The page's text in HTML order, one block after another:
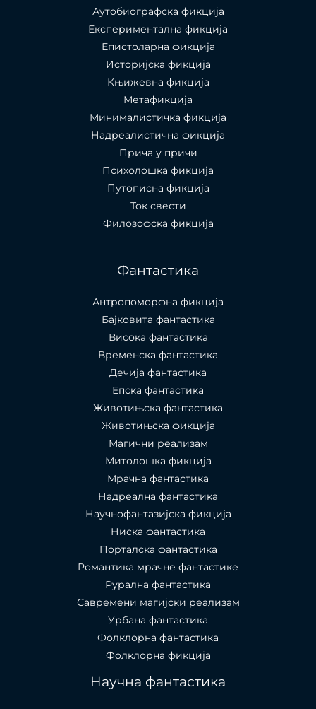
Аутобиографска фикција
Експериментална фикција
Епистоларна фикција
Историјска фикција
Књижевна фикција
Метафикција
Минималистичка фикција
Надреалистична фикција
Прича у причи
Психолошкa фикција
Путописна фикција
Ток свести
Филозофска фикција
Фантастика
Антропоморфна фикција
Бајковита фантастика
Висока фантастика
Временска фантастика
Дечија фантастика
Епска фантастика
Животињска фантастика
Животињска фикција
Магични реализам
Митолошка фикција
Мрачна фантастика
Надреална фантастика
Научнофантазијска фикција
Ниска фантастика
Порталска фантастика​
Романтика мрачне фантастике
Рурална фантастика
Савремени магијски реализам
Урбана фантастика
Фолклорна фантастика
Фолклорна фикција
Научна фантастика